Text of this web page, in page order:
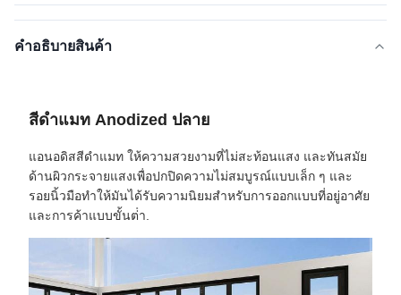
คําอธิบายสินค้า
สีดําแมท Anodized ปลาย
แอนอดิสสีดําแมท ให้ความสวยงามที่ไม่สะท้อนแสง และทันสมัย
ด้านผิวกระจายแสงเพื่อปกปิดความไม่สมบูรณ์แบบเล็ก ๆ และ
รอยนิ้วมือทําให้มันได้รับความนิยมสําหรับการออกแบบที่อยู่อาศัย
และการค้าแบบขั้นต่ํา.